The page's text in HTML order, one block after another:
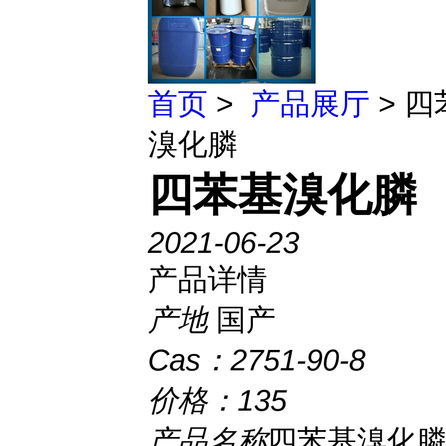
首页 > 产品展厅 > 四
溴化膦
四苯基溴化膦
2021-06-23
产品详情
产地 国产
Cas： 2751-90-8
价格： 135